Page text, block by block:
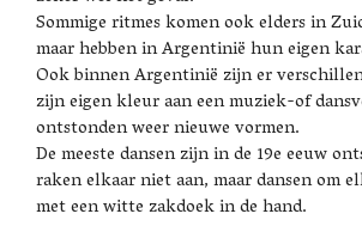
Sommige ritmes komen ook elders in
maar hebben in Argentinië hun eigen
Ook binnen Argentinië zijn er
zijn eigen kleur aan een muziek-of
ontstonden weer nieuwe vormen.
De meeste dansen zijn in de 19e eeuw
raken elkaar niet aan, maar dansen om
met een witte zakdoek in de hand.